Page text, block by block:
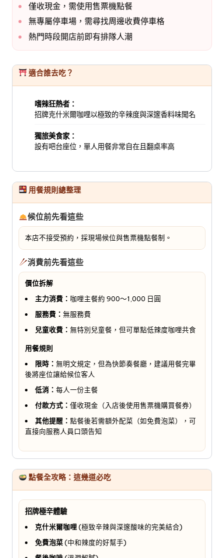
僅收現金，需使用售票機點餐
無專屬停車場，需尋找周邊收費停車格
熱門時段開店前即有排隊人潮
適合誰去吃？
嗜辣狂熱者：
招牌克什米爾咖哩以極致的辛辣度與深邃香料味聞名
獨旅美食家：
設有吧台座位，單人用餐非常自在且翻桌率高
用餐規則總整理
候位前先看這些
本店不接受預約，採現場候位與售票機點餐制。
消費前先看這些
價位拆解
主力消費： 咖哩主餐約 900～1,000 日圓
服務費： 無服務費
兒童收費： 無特別兒童餐，但可單點低辣度咖哩共食
用餐規則
限時： 無明文規定，但為快節奏餐廳，建議用餐完畢
後將座位讓給候位客人
低消： 每人一份主餐
付款方式： 僅收現金（入店後使用售票機購買餐券）
其他提醒： 點餐後若需額外配菜（如免費泡菜），可
直接向服務人員口頭告知
點餐全攻略：這幾道必吃
招牌極辛體驗
克什米爾咖哩(極致辛辣與深邃酸味的完美結合)
免費泡菜(中和辣度的好幫手)